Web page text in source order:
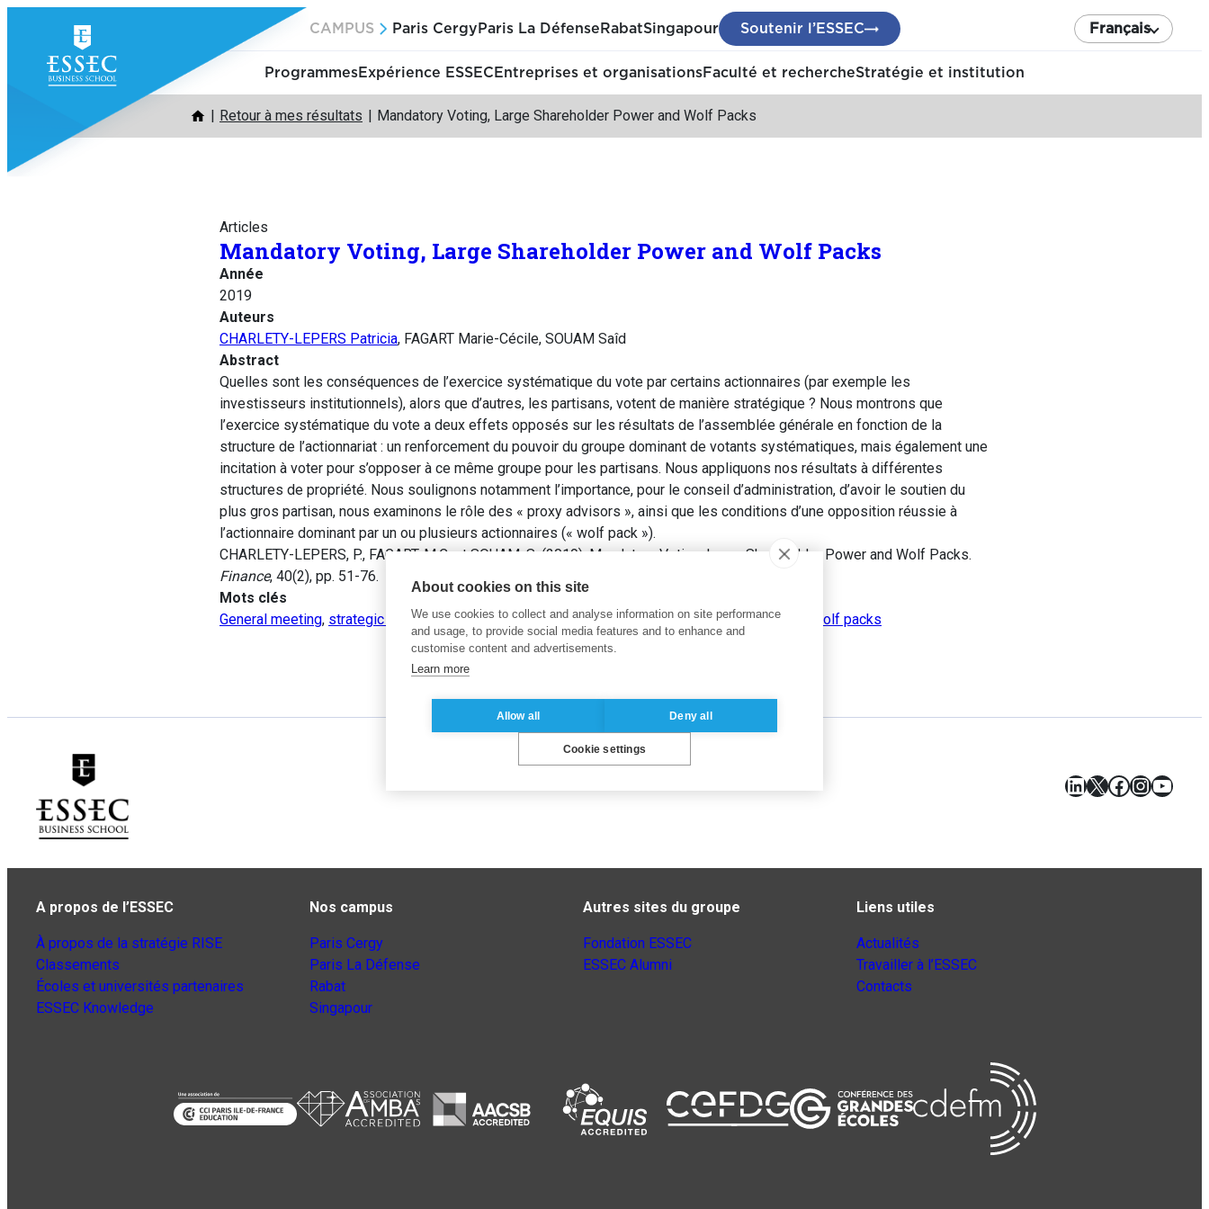
contenu
CAMPUS Paris Cergy Paris La Défense RabatSingapour Soutenir l’ESSEC Français
ProgrammesExpérience ESSEC Entreprises et organisationsFaculté et rechercheStratégie et institution
Retour à mes résultats Mandatory Voting, Large Shareholder Power and Wolf Packs
Articles
Mandatory Voting, Large Shareholder Power and Wolf Packs
Année
2019
Auteurs
CHARLETY-LEPERS Patricia, FAGART Marie-Cécile, SOUAM Saîd
Abstract
Quelles sont les conséquences de l’exercice systématique du vote par certains actionnaires (par exemple les
investisseurs institutionnels), alors que d’autres, les partisans, votent de manière stratégique ? Nous montrons que
l’exercice systématique du vote a deux effets opposés sur les résultats de l’assemblée générale en fonction de la
structure de l’actionnariat : un renforcement du pouvoir du groupe dominant de votants systématiques, mais également une
incitation à voter pour s’opposer à ce même groupe pour les partisans. Nous appliquons nos résultats à différentes
structures de propriété. Nous soulignons notamment l’importance, pour le conseil d’administration, d’avoir le soutien du
plus gros partisan, nous examinons le rôle des « proxy advisors », ainsi que les conditions d’une opposition réussie à
l’actionnaire dominant par un ou plusieurs actionnaires (« wolf pack »).
CHARLETY-LEPERS, P., FAGART, M.C. et SOUAM, S. (2019). Mandatory Voting, Large Shareholder Power and Wolf Packs.
Finance, 40(2), pp. 51-76.
Mots clés
General meeting, strategic voting,institutional shareholders,mandatory voting, proxy advisors wolf packs
LinkedIn
X Facebook
A propos de l’ESSEC
À propos de la stratégie RISE
Classements
Écoles et universités partenaires
ESSEC Knowledge
Nos campus
Paris Cergy
Paris La Défense
Rabat
Singapour
Autres sites du groupe
Fondation ESSEC
ESSEC Alumni
Liens utiles
Actualités
Travailler à l’ESSEC
Contacts
About cookies on this site
We use cookies to collect and analyse information on site performance
and usage, to provide social media features and to enhance and
customise content and advertisements.
Learn more
Allow all Deny all
Cookie settings